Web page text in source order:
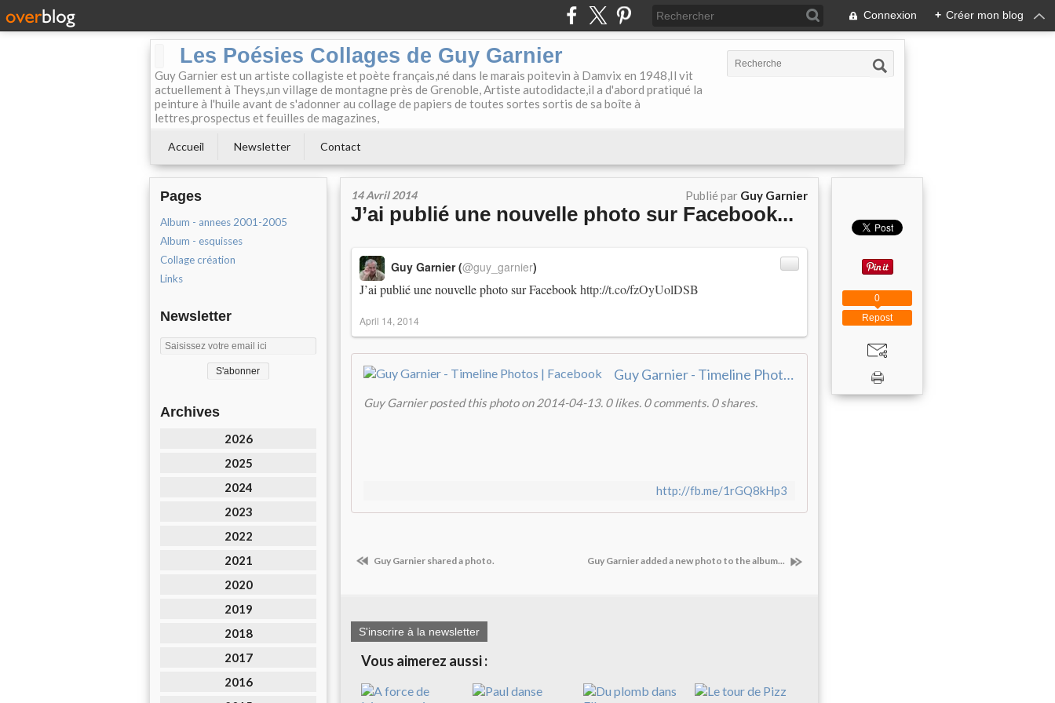
Connexion + Créer mon blog
Les Poésies Collages de Guy Garnier
Guy Garnier est un artiste collagiste et poète français,né dans le marais poitevin à Damvix en 1948,Il vit
actuellement à Theys,un village de montagne près de Grenoble, Artiste autodidacte,il a d'abord pratiqué la
peinture à l'huile avant de s'adonner au collage de papiers de toutes sortes sortis de sa boîte à
lettres,prospectus et feuilles de magazines,
Accueil Newsletter Contact
Pages
Album - annees 2001-2005
Album - esquisses
Collage création
Links
Newsletter
Archives
2026
2025
2024
2023
2022
2021
2020
2019
2018
2017
2016
14 Avril 2014 Publié par Guy Garnier
J’ai publié une nouvelle photo sur Facebook...
J’ai publié une nouvelle photo sur Facebookhttp://t.co/fzOyUolDSB
Guy Garnier (@guy_garnier)
April 14, 2014
Guy Garnier - Timeline Photos | Facebook
Guy Garnier posted this photo on 2014-04-13. 0 likes. 0 comments. 0 shares.
http://fb.me/1rGQ8kHp3
Guy Garnier shared a photo. Guy Garnier added a new photo to the album...
S'inscrire à la newsletter
Vous aimerez aussi :
Repost
0